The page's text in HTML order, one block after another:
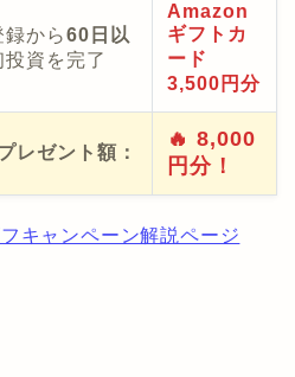
録から60日以
投資を完了
Amazon
ギフトカ
ード
3,500円分
レゼント額：
🔥 8,000
円分！
キャンペーン解説ページ